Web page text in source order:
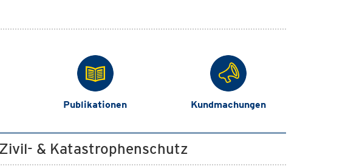
Publikationen Kundmachungen
& Katastrophenschutz